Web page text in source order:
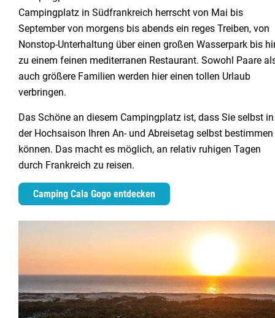
Campingplatz in Südfrankreich herrscht von Mai bis
September von morgens bis abends ein reges Treiben, von
Nonstop-Unterhaltung über einen großen Wasserpark bis
zu einem feinen mediterranen Restaurant. Sowohl Paare
auch größere Familien werden hier einen tollen Urlaub
verbringen.
Das Schöne an diesem Campingplatz ist, dass Sie selbst in
der Hochsaison Ihren An- und Abreisetag selbst bestimmen
können. Das macht es möglich, an relativ ruhigen Tagen
durch Frankreich zu reisen.
Camping Cala Gogo entdecken